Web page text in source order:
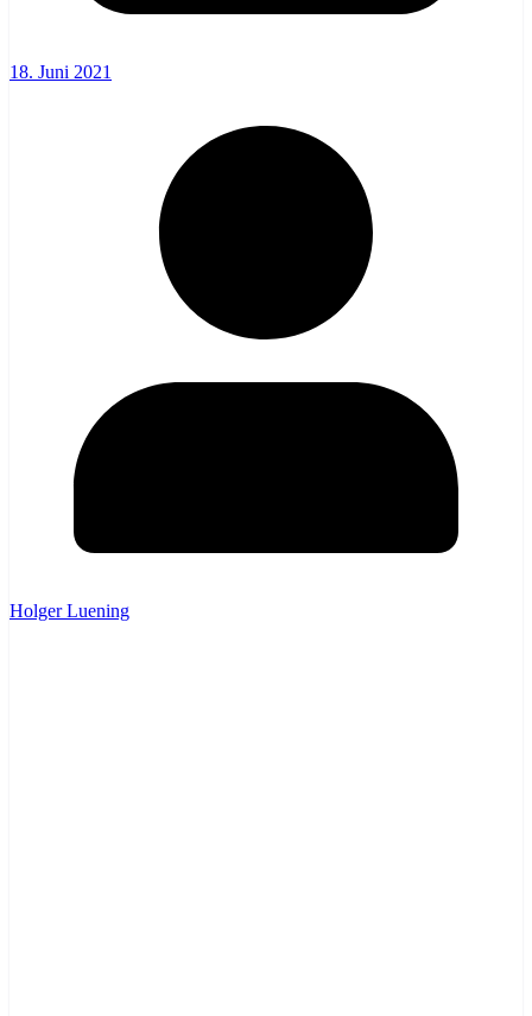
18. Juni 2021
Holger Luening